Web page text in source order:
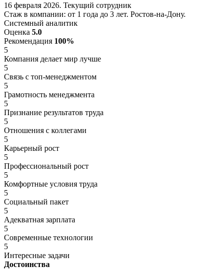
16 февраля 2026. Текущий сотрудник
Стаж в компании: от 1 года до 3 лет. Ростов-на-Дону.
Системный аналитик
Оценка 5.0
Рекомендация 100%
5
Компания делает мир лучше
5
Связь с топ-менеджментом
5
Грамотность менеджмента
5
Признание результатов труда
5
Отношения с коллегами
5
Карьерный рост
5
Профессиональный рост
5
Комфортные условия труда
5
Социальный пакет
5
Адекватная зарплата
5
Современные технологии
5
Интересные задачи
Достоинства